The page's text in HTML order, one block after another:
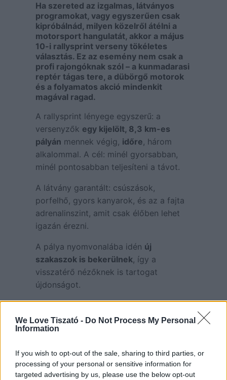
We Love Tiszató - Do Not Process My Personal
Information
If you wish to opt-out of the sale, sharing to third parties, or
processing of your personal or sensitive information for
targeted advertising by us, please use the below opt-out
Ha szereted az izgalmas, látványos
programokat, vagy egyszerűen csak
kipróbálnád, milyen közelről átélni a
motorsport hangulatát, akkor a május
10-i rallysprint verseny tökéletes
választás. Ez az esemény nem csak a
profi rajongóknak szól –a kunmadarasi
reptér tágas tere, a dübörgő motorok
és a folyamatos akció mindenkit
magával ragad.
A rallysprint lényege egyszerű: a
versenyzők egy kijelölt, 8,3 km-es
pályán mennek végig, időre, három
alkalommal. A cél: minél gyorsabban,
minél pontosabban teljesíteni a távot.
A látvány garantált: csúszások,
porfelhő, gyors kanyarok, és az a fajta
adrenalinszint, amit csak élőben lehet
igazán érezni.
A pálya nyomvonalába idén új
szakaszok is bekerülnek, így a
visszatérő nézőknek is tartogat
újdonságot.
Miért érdemes elmenni akkor is,
ha nem vagy autórajongó?
mert a pálya jól belátható, így
minden futamból látsz valamit
mert családbarát, tágas,